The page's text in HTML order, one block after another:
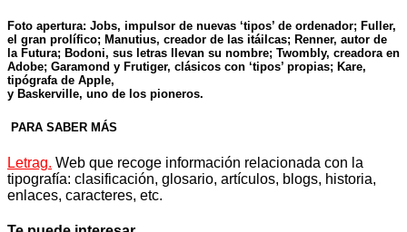
Foto apertura: Jobs, impulsor de nuevas ‘tipos’ de ordenador; Fuller,
el gran prolífico; Manutius, creador de las itáilcas; Renner, autor de
la Futura; Bodoni, sus letras llevan su nombre; Twombly, creadora en
Adobe; Garamond y Frutiger, clásicos con ‘tipos’ propias; Kare,
tipógrafa de Apple,
y Baskerville, uno de los pioneros.
PARA SABER MÁS
Letrag. Web que recoge información relacionada con la
tipografía: clasificación, glosario, artículos, blogs, historia,
enlaces, caracteres, etc.